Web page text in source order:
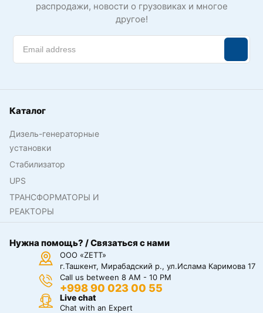
распродажи, новости о грузовиках и многое
другое!
Каталог
Дизель-генераторные
установки
Стабилизатор
UPS
ТРАНСФОРМАТОРЫ И
РЕАКТОРЫ
Нужна помощь? / Связаться с нами
ООО «ZETT»
г.Ташкент, Мирабадский р., ул.Ислама Каримова 17
Call us between 8 AM - 10 PM
+998 90 023 00 55
Live chat
Chat with an Expert